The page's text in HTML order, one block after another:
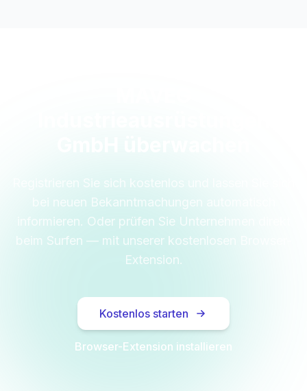
Registrieren Sie sich kostenlos und lassen Sie sich
bei neuen Bekanntmachungen automatisch
informieren. Oder prüfen Sie Unternehmen direkt
beim Surfen — mit unserer kostenlosen Browser-
Extension.
Kostenlos starten
Browser-Extension installieren